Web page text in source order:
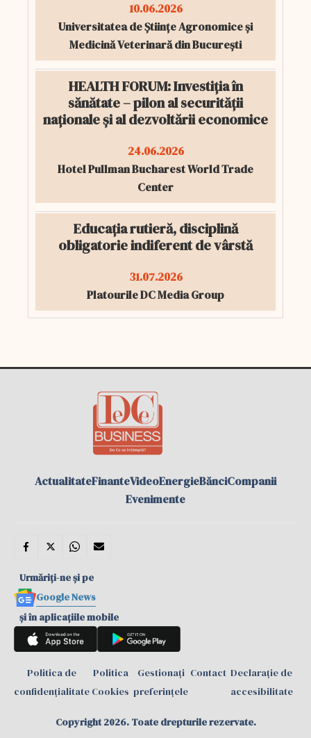
10.06.2026
Universitatea de Științe Agronomice și
Medicină Veterinară din București
HEALTH FORUM: Investiția în
sănătate – pilon al securității
naționale și al dezvoltării economice
24.06.2026
Hotel Pullman Bucharest World Trade
Center
Educația rutieră, disciplină
obligatorie indiferent de vârstă
31.07.2026
Platourile DC Media Group
ActualitateFinanteVideoEnergieBănciCompanii
Evenimente
Urmăriți-ne și pe
Google News
și în aplicațiile mobile
Politica de
confidențialitate
Politica
Cookies
Gestionați
preferințele
Contact Declarație de
accesibilitate
Copyright 2026. Toate drepturile rezervate.